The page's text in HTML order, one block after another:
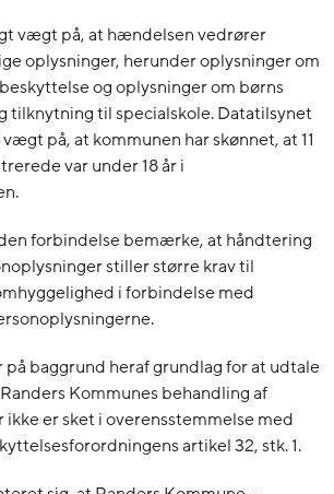
vægt på, at hændelsen vedrører
oplysninger, herunder oplysninger om
og oplysninger om børns
tilknytning til specialskole. Datatilsynet
på, at kommunen har skønnet, at 11
var under 18 år i
forbindelse bemærke, at håndtering
stiller større krav til
i forbindelse med
baggrund heraf grundlag for at udtale
Kommunes behandling af
er sket i overensstemmelse med
artikel 32, stk. 1.